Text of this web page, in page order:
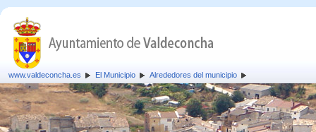
www.valdeconcha.es El Municipio Alrededores del municipio